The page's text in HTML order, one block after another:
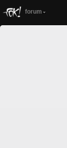
forum